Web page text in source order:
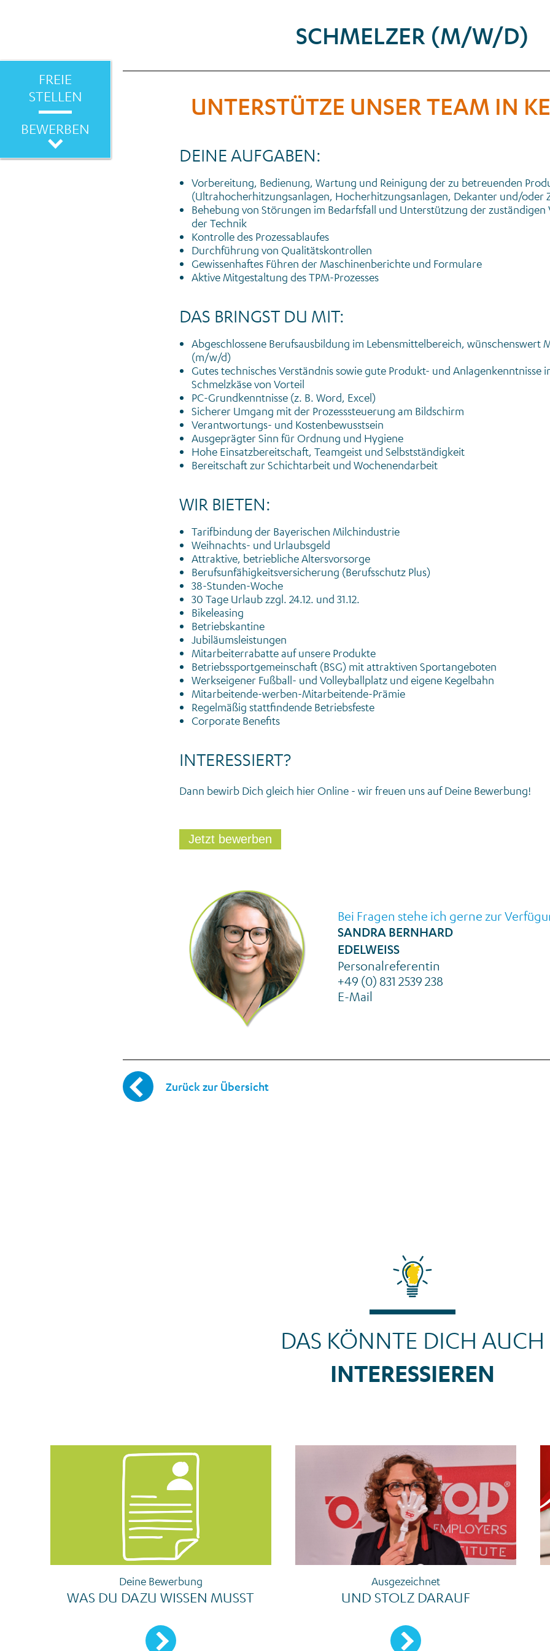
FREIE
STELLEN
BEWERBEN
SCHMELZER (M/W/D)
UNTERSTÜTZE UNSER TEAM IN
DEINE AUFGABEN:
Vorbereitung, Bedienung, Wartung und Reinigung der zu betreuenden
(Ultrahocherhitzungsanlagen, Hocherhitzungsanlagen, Dekanter und/oder
Behebung von Störungen im Bedarfsfall und Unterstützung der zuständigen
der Technik
Kontrolle des Prozessablaufes
Durchführung von Qualitätskontrollen
Gewissenhaftes Führen der Maschinenberichte und Formulare
Aktive Mitgestaltung des TPM-Prozesses
DAS BRINGST DU MIT:
Abgeschlossene Berufsausbildung im Lebensmittelbereich, wünschenswert
(m/w/d)
Gutes technisches Verständnis sowie gute Produkt- und Anlagenkenntnisse
Schmelzkäse von Vorteil
PC-Grundkenntnisse (z. B. Word, Excel)
Sicherer Umgang mit der Prozesssteuerung am Bildschirm
Verantwortungs- und Kostenbewusstsein
Ausgeprägter Sinn für Ordnung und Hygiene
Hohe Einsatzbereitschaft, Teamgeist und Selbstständigkeit
Bereitschaft zur Schichtarbeit und Wochenendarbeit
WIR BIETEN:
Tarifbindung der Bayerischen Milchindustrie
Weihnachts- und Urlaubsgeld
Attraktive, betriebliche Altersvorsorge
Berufsunfähigkeitsversicherung (Berufsschutz Plus)
38-Stunden-Woche
30 Tage Urlaub zzgl. 24.12. und 31.12.
Bikeleasing
Betriebskantine
Jubiläumsleistungen
Mitarbeiterrabatte auf unsere Produkte
Betriebssportgemeinschaft (BSG) mit attraktiven Sportangeboten
Werkseigener Fußball- und Volleyballplatz und eigene Kegelbahn
Mitarbeitende-werben-Mitarbeitende-Prämie
Regelmäßig stattfindende Betriebsfeste
Corporate Benefits
INTERESSIERT?
Dann bewirb Dich gleich hier Online - wir freuen uns auf Deine Bewerbung!
Jetzt bewerben
Bei Fragen stehe ich gerne zur
SANDRA BERNHARD
EDELWEISS
Personalreferentin
+49 (0) 831 2539 238
E-Mail
Zurück zur Übersicht
DAS KÖNNTE DICH AUCH
INTERESSIEREN
Deine Bewerbung
WAS DU DAZU WISSEN MUSST
Mehr erfahren
Ausgezeichnet
UND STOLZ DARAUF
Mehr erfahren